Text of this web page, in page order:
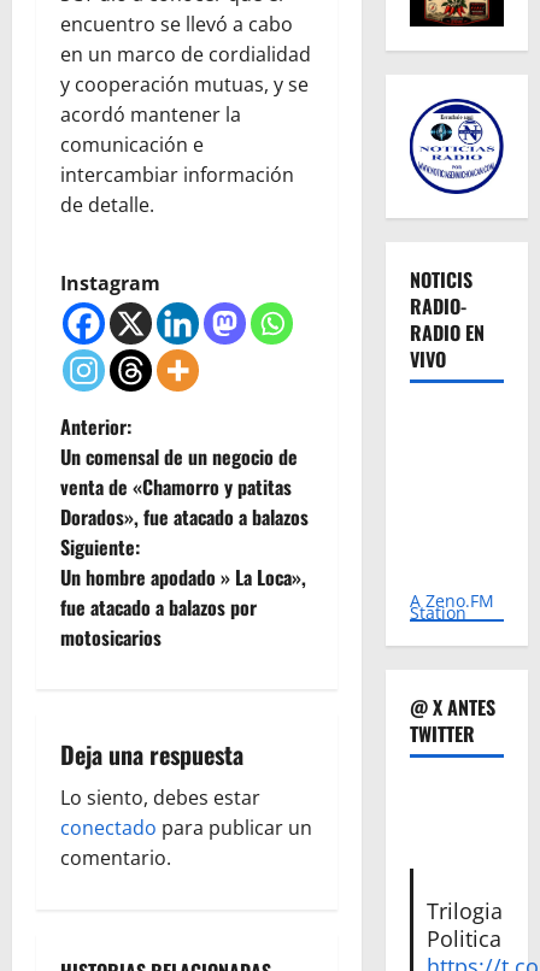
encuentro se llevó a cabo
en un marco de cordialidad
y cooperación mutuas, y se
acordó mantener la
comunicación e
intercambiar información
de detalle.
Instagram
N
a
v
e
g
c
i
ó
Anterior:
Un comensal de un negocio de
venta de «Chamorro y patitas
Dorados», fue atacado a balazos
Siguiente:
Un hombre apodado » La Loca»,
fue atacado a balazos por
motosicarios
Deja una respuesta
Lo siento, debes estar
conectado para publicar un
comentario.
NOTICIS
RADIO-
RADIO EN
VIVO
A Zeno.FM
Station
@ X ANTES
TWITTER
Trilogia
Politica